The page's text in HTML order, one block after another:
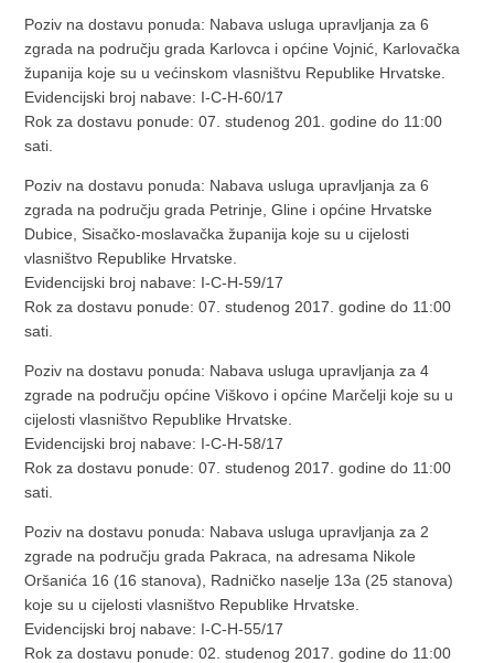
Poziv na dostavu ponuda: Nabava usluga upravljanja za 6
zgrada na području grada Karlovca i općine Vojnić, Karlovačka
županija koje su u većinskom vlasništvu Republike Hrvatske.
Evidencijski broj nabave: I-C-H-60/17
Rok za dostavu ponude: 07. studenog 201. godine do 11:00
sati.
Poziv na dostavu ponuda: Nabava usluga upravljanja za 6
zgrada na području grada Petrinje, Gline i općine Hrvatske
Dubice, Sisačko-moslavačka županija koje su u cijelosti
vlasništvo Republike Hrvatske.
Evidencijski broj nabave: I-C-H-59/17
Rok za dostavu ponude: 07. studenog 2017. godine do 11:00
sati.
Poziv na dostavu ponuda: Nabava usluga upravljanja za 4
zgrade na području općine Viškovo i općine Marčelji koje su u
cijelosti vlasništvo Republike Hrvatske.
Evidencijski broj nabave: I-C-H-58/17
Rok za dostavu ponude: 07. studenog 2017. godine do 11:00
sati.
Poziv na dostavu ponuda: Nabava usluga upravljanja za 2
zgrade na području grada Pakraca, na adresama Nikole
Oršanića 16 (16 stanova), Radničko naselje 13a (25 stanova)
koje su u cijelosti vlasništvo Republike Hrvatske.
Evidencijski broj nabave: I-C-H-55/17
Rok za dostavu ponude: 02. studenog 2017. godine do 11:00